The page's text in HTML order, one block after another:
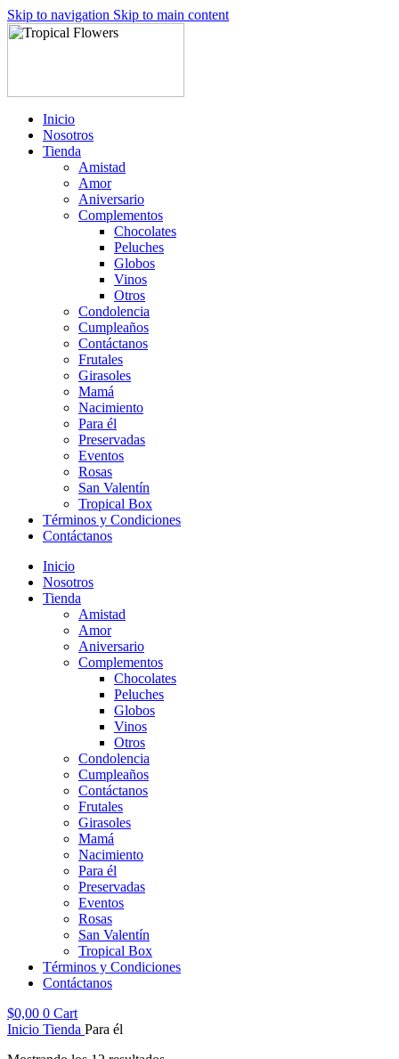
Skip to navigation Skip to main content
Inicio
Nosotros
Tienda
Amistad
Amor
Aniversario
Complementos
Chocolates
Peluches
Globos
Vinos
Otros
Condolencia
Cumpleaños
Contáctanos
Frutales
Girasoles
Mamá
Nacimiento
Para él
Preservadas
Eventos
Rosas
San Valentín
Tropical Box
Términos y Condiciones
Contáctanos
Inicio
Nosotros
Tienda
Amistad
Amor
Aniversario
Complementos
Chocolates
Peluches
Globos
Vinos
Otros
Condolencia
Cumpleaños
Contáctanos
Frutales
Girasoles
Mamá
Nacimiento
Para él
Preservadas
Eventos
Rosas
San Valentín
Tropical Box
Términos y Condiciones
Contáctanos
$0,00 0 Cart
Inicio Tienda Para él